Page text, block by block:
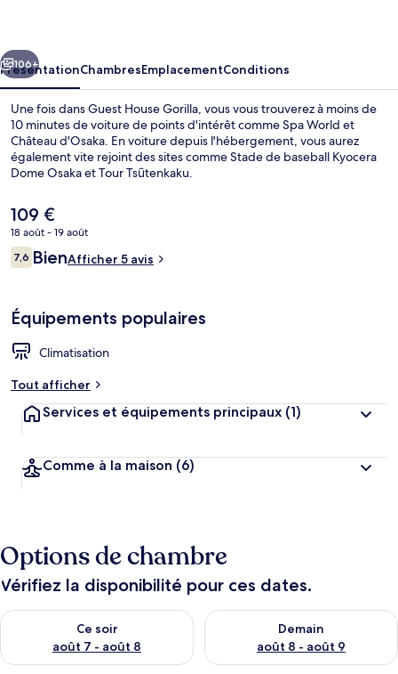
Suivant
106+
PrésentationChambresEmplacementConditions
Une fois dans Guest House Gorilla, vous vous trouverez à moins de
10 minutes de voiture de points d'intérêt comme Spa World et
Château d'Osaka. En voiture depuis l'hébergement, vous aurez
également vite rejoint des sites comme Stade de baseball Kyocera
Dome Osaka et Tour Tsūtenkaku.
Le
prix
actuel
est
109 €
18 août - 19 août
Avis
voyageurs
7,67,6 sur 10
BienAfficher 5 avis
Équipements populaires
Climatisation
Tout afficher
Services et équipements principaux (1)
Comme à la maison (6)
Options de chambre
Vérifiez la disponibilité pour ces dates.
Ce soir
août 7 - août 8
Vérifier la disponibilité pour ce soir août 7 - août 8
Demain
août 8 - août 9
Vérifier la disponibilité pour